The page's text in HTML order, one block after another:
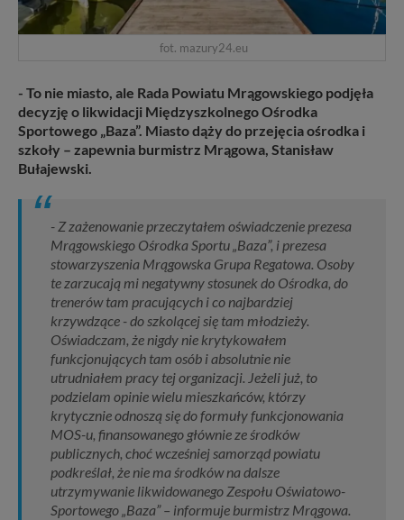
fot. mazury24.eu
- To nie miasto, ale Rada Powiatu Mrągowskiego podjęła
decyzję o likwidacji Międzyszkolnego Ośrodka
Sportowego „Baza”. Miasto dąży do przejęcia ośrodka i
szkoły – zapewnia burmistrz Mrągowa, Stanisław
Bułajewski.
- Z zażenowanie przeczytałem oświadczenie prezesa
Mrągowskiego Ośrodka Sportu „Baza”, i prezesa
stowarzyszenia Mrągowska Grupa Regatowa. Osoby
te zarzucają mi negatywny stosunek do Ośrodka, do
trenerów tam pracujących i co najbardziej
krzywdzące - do szkolącej się tam młodzieży.
Oświadczam, że nigdy nie krytykowałem
funkcjonujących tam osób i absolutnie nie
utrudniałem pracy tej organizacji. Jeżeli już, to
podzielam opinie wielu mieszkańców, którzy
krytycznie odnoszą się do formuły funkcjonowania
MOS-u, finansowanego głównie ze środków
publicznych, choć wcześniej samorząd powiatu
podkreślał, że nie ma środków na dalsze
utrzymywanie likwidowanego Zespołu Oświatowo-
Sportowego „Baza” – informuje burmistrz Mrągowa.